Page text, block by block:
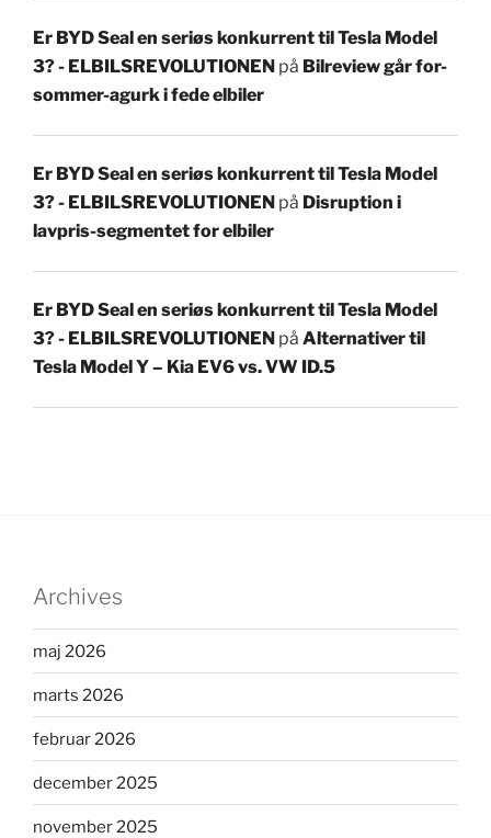
Er BYD Seal en seriøs konkurrent til Tesla Model
3? - ELBILSREVOLUTIONEN på Bilreview går for-
sommer-agurk i fede elbiler
Er BYD Seal en seriøs konkurrent til Tesla Model
3? - ELBILSREVOLUTIONEN på Disruption i
lavpris-segmentet for elbiler
Er BYD Seal en seriøs konkurrent til Tesla Model
3? - ELBILSREVOLUTIONEN på Alternativer til
Tesla Model Y – Kia EV6 vs. VW ID.5
Archives
maj 2026
marts 2026
februar 2026
december 2025
november 2025